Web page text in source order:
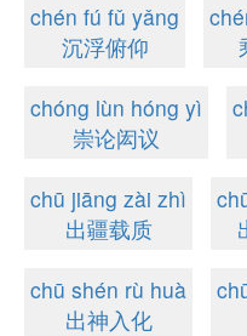
chén fú fǔ yǎng
沉浮俯仰
chóng lùn hóng yì
崇论闳议
chū jiāng zài zhì
出疆载质
chū shén rù huà
出神入化